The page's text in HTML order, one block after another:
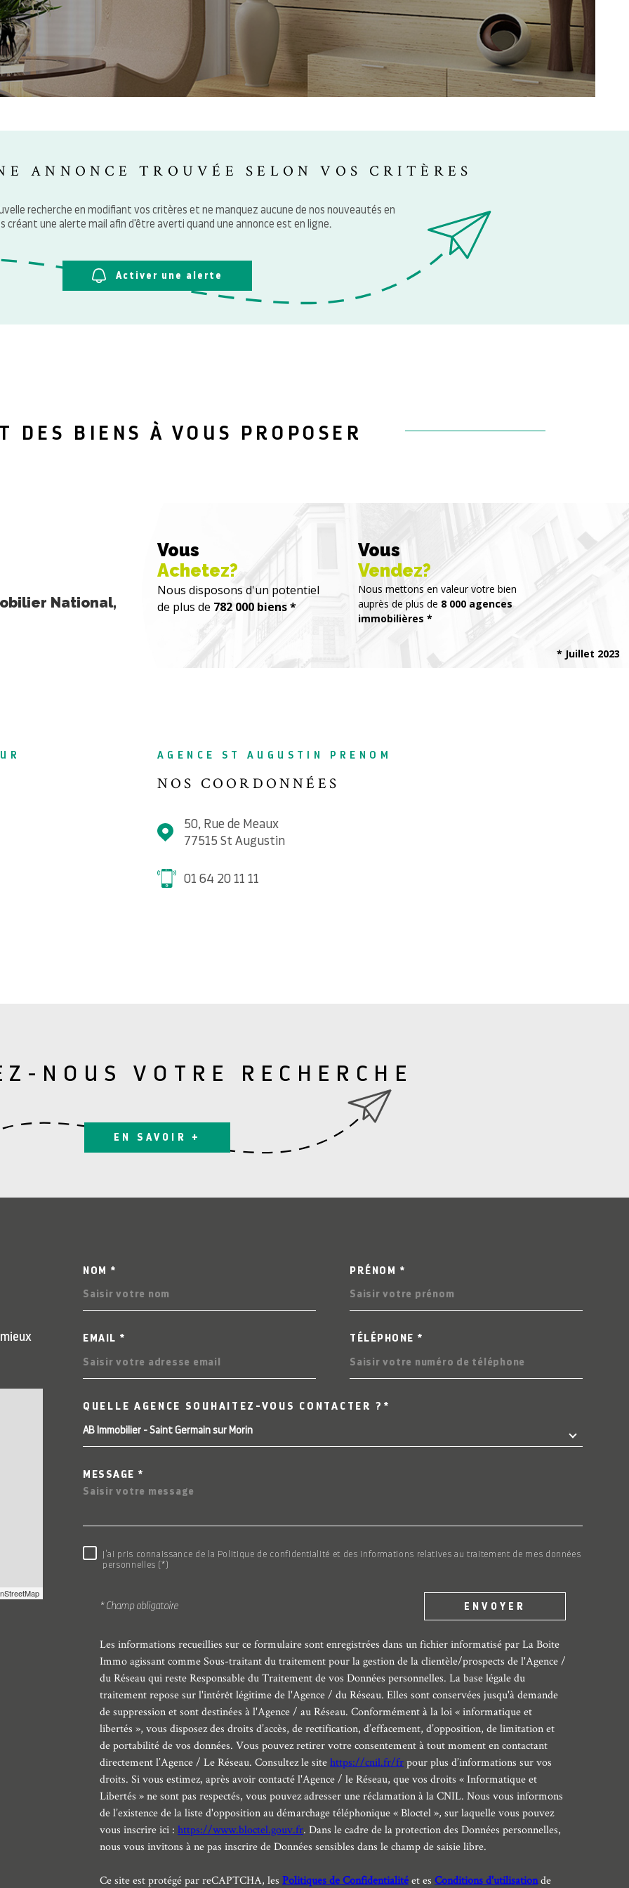
NOTRE
BLOG
ANNONCE TROUVÉE SELON VOS CRITÈRES
recherche en modifiant vos critères et ne manquez aucune de nos nouveautés en
créant une alerte mail afin d'être averti quand une annonce est en ligne.
Activer une alerte
DES BIENS À VOUS PROPOSER
National,
Vous
Achetez?
Nous disposons d'un potentiel
de plus de 782 000 biens *
Vous
Vendez?
Nous mettons en valeur votre bien
auprès de plus de 8 000 agences
immobilières *
* Juillet 2023
AGENCE ST AUGUSTIN PRENOM
NOS COORDONNÉES
50, Rue de Meaux
77515
St Augustin
01 64 20 11 11
NOUS VOTRE RECHERCHE
EN SAVOIR +
TRAD_MELTEM_VOSCOORDONNEES
NOM * PRÉNOM *
EMAIL * TÉLÉPHONE *
TRAD_MELTEM_VOREDEMANDE
QUELLE AGENCE SOUHAITEZ-VOUS CONTACTER ?*
AB Immobilier - Saint Germain sur Morin
MESSAGE *
RÈGLEMENTATION
J'ai pris connaissance de la Politique de confidentialité et des informations relatives au traitement de mes données
personnelles (*)
* Champ obligatoire ENVOYER
Les informations recueillies sur ce formulaire sont enregistrées dans un fichier informatisé par La Boite
Immo agissant comme Sous-traitant du traitement pour la gestion de la clientèle/prospects de l'Agence /
du Réseau qui reste Responsable du Traitement de vos Données personnelles. La base légale du
traitement repose sur l'intérêt légitime de l'Agence / du Réseau. Elles sont conservées jusqu'à demande
de suppression et sont destinées à l'Agence / au Réseau. Conformément à la loi « informatique et
libertés », vous disposez des droits d’accès, de rectification, d’effacement, d’opposition, de limitation et
de portabilité de vos données. Vous pouvez retirer votre consentement à tout moment en contactant
directement l’Agence / Le Réseau. Consultez le sitehttps://cnil.fr/frpour plus d’informations sur vos
droits. Si vous estimez, après avoir contacté l'Agence / le Réseau, que vos droits « Informatique et
Libertés » ne sont pas respectés, vous pouvez adresser une réclamation à la CNIL. Nous vous informons
de l’existence de la liste d'opposition au démarchage téléphonique « Bloctel », sur laquelle vous pouvez
vous inscrire ici : https://www.bloctel.gouv.fr. Dans le cadre de la protection des Données personnelles,
nous vous invitons à ne pas inscrire de Données sensibles dans le champ de saisie libre.
Ce site est protégé par reCAPTCHA, les Politiques de Confidentialitéet es Conditions d'utilisationde